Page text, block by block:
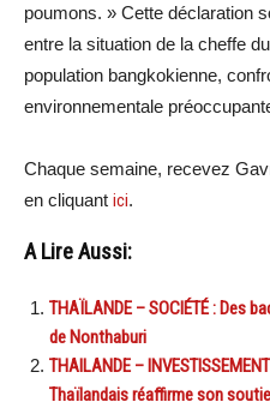
poumons. » Cette déclaration
entre la situation de la cheffe
population bangkokienne,
environnementale
Chaque semaine, recevez
en cliquant ici.
A Lire Aussi:
THAÏLANDE – SOCIÉTÉ : Des
de Nonthaburi
THAILANDE –
Thaïlandais réaffirme son